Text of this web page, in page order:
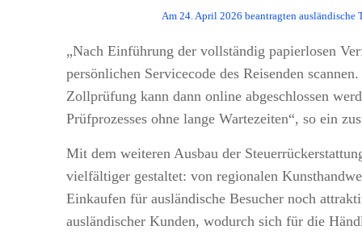
Am 24. April 2026 beantragten
„Nach Einführung der vollständig papierlosen
persönlichen Servicecode des Reisenden
Zollprüfung kann dann online abgeschlossen
Prüfprozesses ohne lange Wartezeiten“, so ein
Mit dem weiteren Ausbau der
vielfältiger gestaltet: von regionalen
Einkaufen für ausländische Besucher noch
ausländischer Kunden, wodurch sich für die